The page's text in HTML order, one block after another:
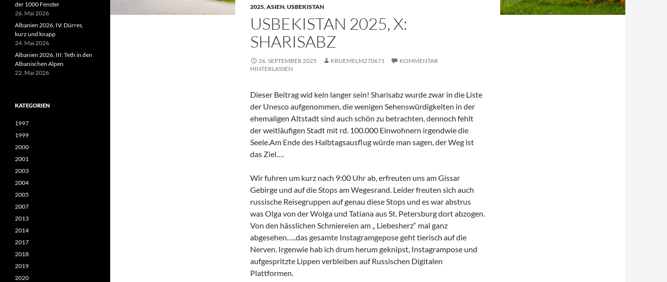
2025,ASIEN,USBEKISTAN
USBEKISTAN 2025, X:
SHARISABZ
26. SEPTEMBER 2025 KRUEMELM270671
KOMMENTAR
HINTERLASSEN
Dieser Beitrag wid kein langer sein! Sharisabz wurde zwar in die Liste
der Unesco aufgenommen, die wenigen Sehenswürdigkeiten in der
ehemaligen Altstadt sind auch schön zu betrachten, dennoch fehlt
der weitläufigen Stadt mit rd. 100.000 Einwohnern irgendwie die
Seele.Am Ende des Halbtagsausflug würde man sagen, der Weg ist
das Ziel….
Wir fuhren um kurz nach 9:00 Uhr ab, erfreuten uns am Gissar
Gebirge und auf die Stops am Wegesrand. Leider freuten sich auch
russische Reisegruppen auf genau diese Stops und es war abstrus
was Olga von der Wolga und Tatiana aus St. Petersburg dort abzogen.
Von den hässlichen Schmiereien am „ Liebesherz“ mal ganz
abgesehen…..das gesamte Instagramgepose geht tierisch auf die
Nerven. Irgenwie hab ich drum herum geknipst, Instagrampose und
aufgespritzte Lippen verbleiben auf Russischen Digitalen
Plattformen.
der 1000 Fenster
26. Mai 2026
Albanien 2026, IV: Dürres,
kurz und knapp
24. Mai 2026
Albanien 2026, III: Teth in den
Albanischen Alpen
22. Mai 2026
KATEGORIEN
1997
1999
2000
2001
2003
2004
2005
2007
2013
2014
2017
2018
2019
2020